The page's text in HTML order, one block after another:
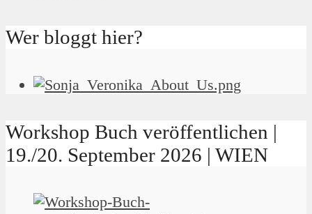
Wer bloggt hier?
Workshop Buch veröffentlichen |
19./20. September 2026 | WIEN